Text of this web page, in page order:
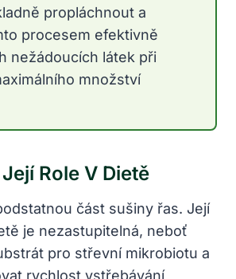
propláchnout a
procesem efektivně
nežádoucích látek při
množství
Role V Dietě
část sušiny řas. Její
je nezastupitelná, neboť
pro střevní mikrobiotu a
rychlost vstřebávání